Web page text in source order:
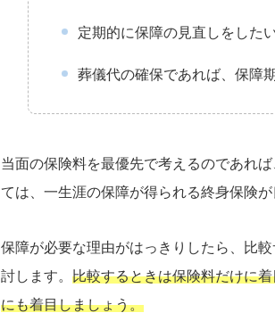
定期的に保障の見直しをした
葬儀代の確保であれば、保障
当面の保険料を最優先で考えるのであれ
ては、一生涯の保障が得られる終身保険が
保障が必要な理由がはっきりしたら、比
討します。 比較するときは保険料だけに
にも着目しましょう。